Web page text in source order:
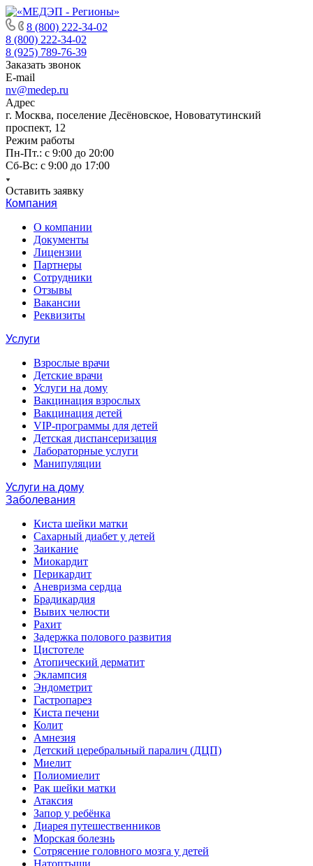
8 (800) 222-34-02
8 (800) 222-34-02
8 (925) 789-76-39
Заказать звонок
E-mail
nv@medep.ru
Адрес
г. Москва, поселение Десёновское, Нововатутинский
проспект, 12
Режим работы
Пн-Пт.: с 9:00 до 20:00
Cб-Вс: с 9:00 до 17:00
Оставить заявку
Компания
О компании
Документы
Лицензии
Партнеры
Сотрудники
Отзывы
Вакансии
Реквизиты
Услуги
Взрослые врачи
Детские врачи
Услуги на дому
Вакцинация взрослых
Вакцинация детей
VIP-программы для детей
Детская диспансеризация
Лабораторные услуги
Манипуляции
Услуги на дому
Заболевания
Киста шейки матки
Сахарный диабет у детей
Заикание
Миокардит
Перикардит
Аневризма сердца
Брадикардия
Вывих челюсти
Рахит
Задержка полового развития
Цистотеле
Атопический дерматит
Эклампсия
Эндометрит
Гастропарез
Киста печени
Колит
Амнезия
Детский церебральный паралич (ДЦП)
Миелит
Полиомиелит
Рак шейки матки
Атаксия
Запор у ребёнка
Диарея путешественников
Морская болезнь
Сотрясение головного мозга у детей
Натоптыши